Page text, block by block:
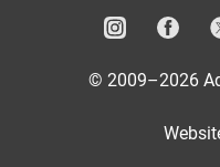
© 2009–2026